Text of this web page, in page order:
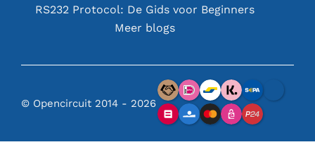
RS232 Protocol: De Gids voor Beginners
Meer blogs
© Opencircuit 2014 - 2026